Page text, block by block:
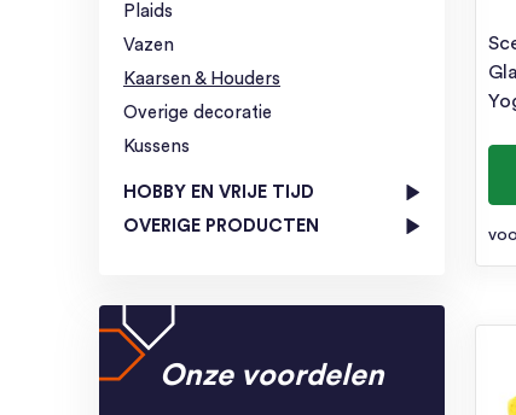
Plaids
Vazen
Kaarsen & Houders
Overige decoratie
Kussens
HOBBY EN VRIJE TIJD
OVERIGE PRODUCTEN
Onze voordelen